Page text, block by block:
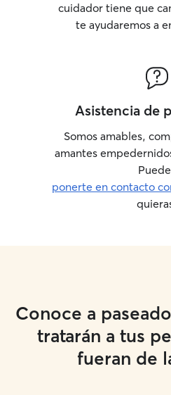
cuidador tiene que
te ayudaremos a
Asistencia de
Somos amables,
amantes
ponerte en contacto
Conoce a
tratarán a tus
fueran de